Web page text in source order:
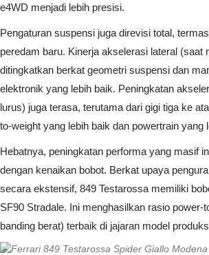
e4WD menjadi lebih presisi.
Pengaturan suspensi juga direvisi total,
peredam baru. Kinerja akselerasi lateral (saat
ditingkatkan berkat geometri suspensi dan
elektronik yang lebih baik. Peningkatan
lurus) juga terasa, terutama dari gigi tiga ke
to-weight yang lebih baik dan powertrain yang
Hebatnya, peningkatan performa yang masif
dengan kenaikan bobot. Berkat upaya
secara ekstensif, 849 Testarossa memiliki
SF90 Stradale. Ini menghasilkan rasio power-
banding berat) terbaik di jajaran model